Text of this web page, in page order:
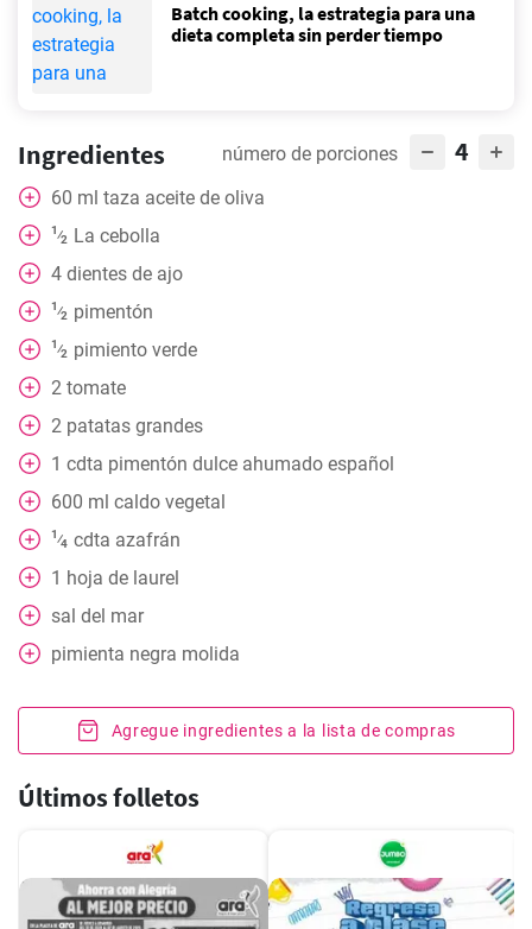
Batch cooking, la estrategia para una
dieta completa sin perder tiempo
Ingredientes número de porciones 4
60 ml taza aceite de oliva
1⁄2
La cebolla
4 dientes de ajo
1⁄2 pimentón
1⁄2
pimiento verde
2 tomate
2 patatas grandes
1 cdta pimentón dulce ahumado español
600 ml caldo vegetal
1⁄4 cdta azafrán
1 hoja de laurel
sal del mar
pimienta negra molida
Agregue ingredientes a la lista de compras
Últimos folletos